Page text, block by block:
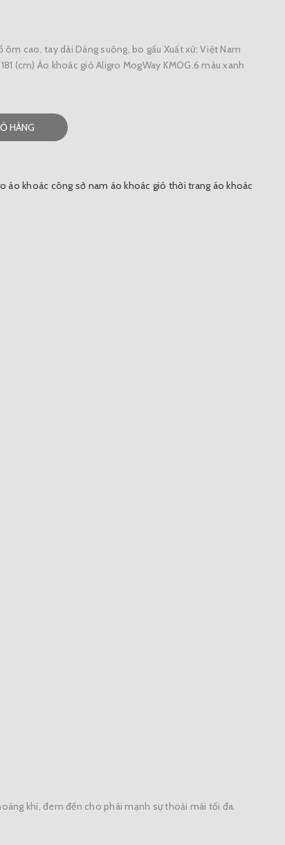
cao, tay dài Dáng suông, bo gấu Xuất xứ: Việt Nam
(cm) Áo khoác gió Aligro MogWay KMOG.6 màu xanh
HÀNG
áo khoác công sở nam áo khoác gió thời trang áo khoác
khí, đem đến cho phái mạnh sự thoải mái tối đa.